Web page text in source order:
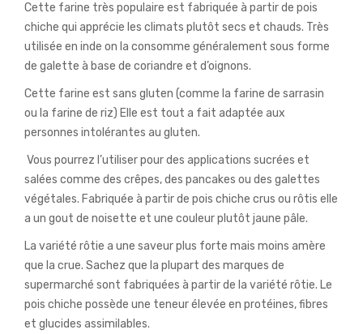
Cette farine très populaire est fabriquée à partir de pois
chiche qui apprécie les climats plutôt secs et chauds. Très
utilisée en inde on la consomme généralement sous forme
de galette à base de coriandre et d’oignons.
Cette farine est sans gluten (comme la farine de sarrasin
ou la farine de riz) Elle est tout a fait adaptée aux
personnes intolérantes au gluten.
Vous pourrez l’utiliser pour des applications sucrées et
salées comme des crêpes, des pancakes ou des galettes
végétales. Fabriquée à partir de pois chiche crus ou rôtis elle
a un gout de noisette et une couleur plutôt jaune pâle.
La variété rôtie a une saveur plus forte mais moins amère
que la crue. Sachez que la plupart des marques de
supermarché sont fabriquées à partir de la variété rôtie. Le
pois chiche possède une teneur élevée en protéines, fibres
et glucides assimilables.